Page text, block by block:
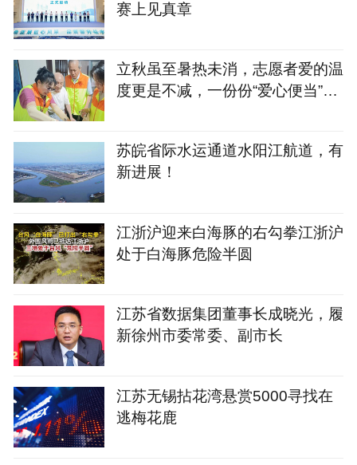
赛上见真章
立秋虽至暑热未消，志愿者爱的温
度更是不减，一份份“爱心便当”暖
苏皖省际水运通道水阳江航道，有
新进展！
江浙沪迎来白海豚的右勾拳江浙沪
处于白海豚危险半圆
江苏省数据集团董事长成晓光，履
新徐州市委常委、副市长
江苏无锡拈花湾悬赏5000寻找在
逃梅花鹿